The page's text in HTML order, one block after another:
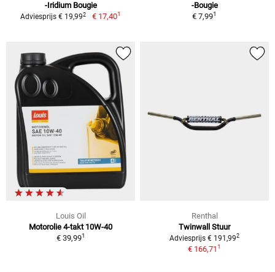
-Iridium Bougie
Adviesprijs € 19,992 € 17,401
-Bougie
€ 7,991
Louis Oil
Motorolie 4-takt 10W-40
€ 39,991
Renthal
Twinwall Stuur
Adviesprijs € 191,992
€ 166,711